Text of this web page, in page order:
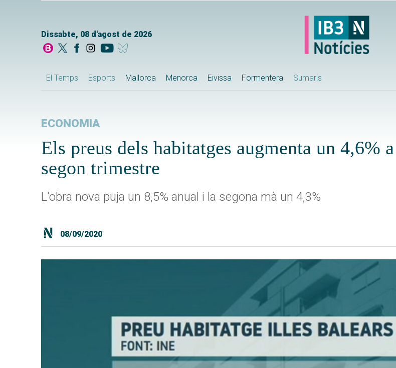
Dissabte, 08 d'agost de 2026
El Temps Esports Mallorca Menorca Eivissa Formentera Sumaris
ECONOMIA
Els preus dels habitatges augmenta un 4,6%
segon trimestre
L'obra nova puja un 8,5% anual i la segona mà un 4,3%
08/09/2020